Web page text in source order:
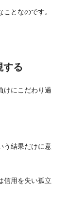
となのです。
する
けにこだわり過
う結果だけに意
信用を失い孤立